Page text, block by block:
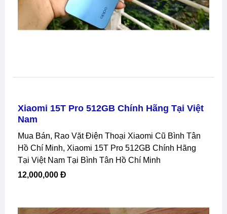
Xiaomi 15T Pro 512GB Chính Hãng Tại Việt
Nam
Mua Bán, Rao Vặt Điện Thoại Xiaomi Cũ Bình Tân
Hồ Chí Minh, Xiaomi 15T Pro 512GB Chính Hãng
Tại Việt Nam Tại Bình Tân Hồ Chí Minh
12,000,000 Đ